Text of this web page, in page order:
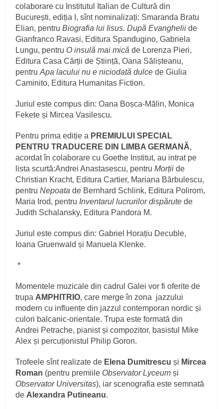
colaborare cu Institutul Italian de Cultură din
București, ediția I, sînt nominalizați: Smaranda Bratu
Elian, pentruBiografia lui Iisus. După Evanghelii de
Gianfranco Ravasi, Editura Spandugino, Gabriela
Lungu, pentru O insulă mai mică de Lorenza Pieri,
Editura Casa Cărții de Știință, Oana Sălișteanu,
pentruApa lacului nu e niciodată dulce de Giulia
Caminito, Editura Humanitas Fiction.
Juriul este compus din: Oana Boșca-Mălin, Monica
Fekete și Mircea Vasilescu.
Pentru prima ediție a PREMIULUI SPECIAL
PENTRU TRADUCERE DIN LIMBA GERMANĂ,
acordat în colaborare cu Goethe Institut, au intrat pe
lista scurtă:Andrei Anastasescu, pentruMorții de
Christian Kracht, Editura Cartier, Mariana Bărbulescu,
pentruNepoatade Bernhard Schlink, Editura Polirom,
Maria Irod, pentru Inventarul lucrurilor dispărute de
Judith Schalansky, Editura Pandora M.
Juriul este compus din: Gabriel Horațiu Decuble,
Ioana Gruenwald și Manuela Klenke.
*
Momentele muzicale din cadrul Galei vor fi oferite de
trupa AMPHITRIO, care merge în zona jazzului
modern cu influențe din jazzul contemporan nordic și
culori balcanic-orientale. Trupa este formată din
Andrei Petrache, pianist și compozitor, basistul Mike
Alex și percuționistul Philip Goron.
Trofeele sînt realizate de Elena Dumitrescu și Mircea
Roman (pentru premiile Observator Lyceum și
Observator Universitas), iar scenografia este semnată
de Alexandra Putineanu.